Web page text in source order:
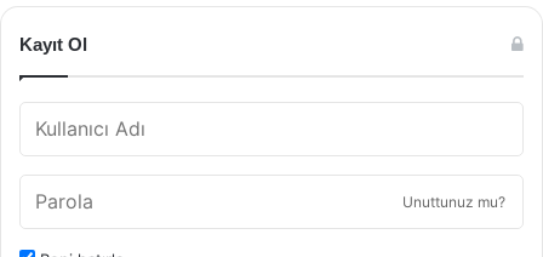
Kayıt Ol
Unuttunuz mu?